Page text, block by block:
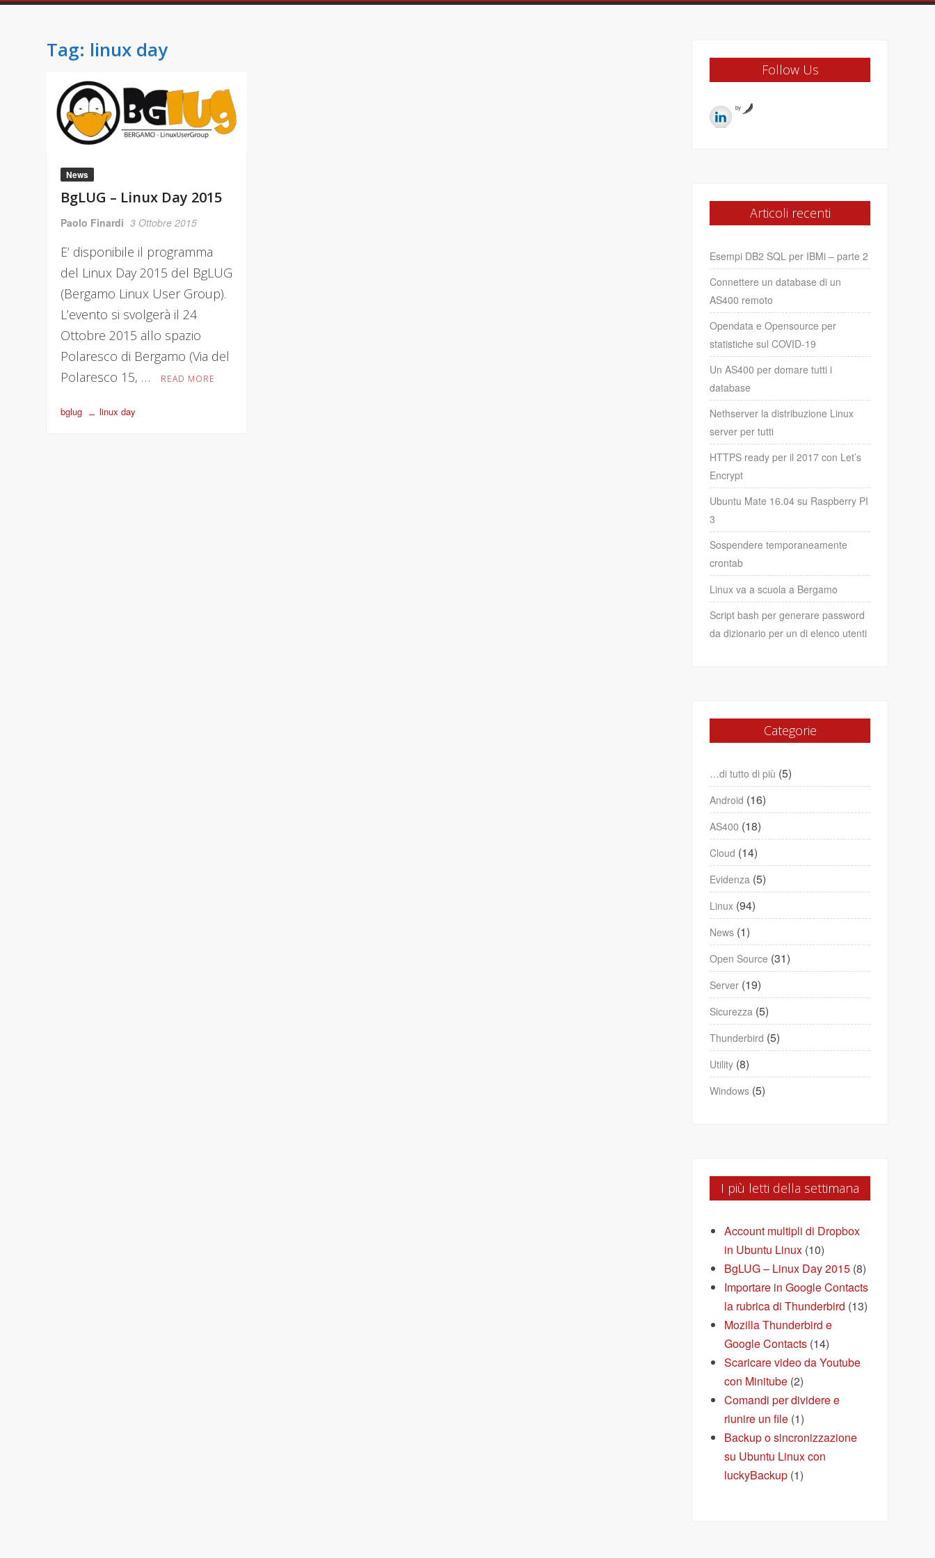
Tag: linux day
News
BgLUG – Linux Day 2015
Paolo Finardi 3 Ottobre 2015
E’ disponibile il programma
del Linux Day 2015 del BgLUG
(Bergamo Linux User Group).
L’evento si svolgerà il 24
Ottobre 2015 allo spazio
Polaresco di Bergamo (Via del
Polaresco 15, …
READ MORE
bglug linux day
Follow Us
by
Articoli recenti
Esempi DB2 SQL per IBMi – parte 2
Connettere un database di un
AS400 remoto
Opendata e Opensource per
statistiche sul COVID-19
Un AS400 per domare tutti i
database
Nethserver la distribuzione Linux
server per tutti
HTTPS ready per il 2017 con Let’s
Encrypt
Ubuntu Mate 16.04 su Raspberry PI
3
Sospendere temporaneamente
crontab
Linux va a scuola a Bergamo
Script bash per generare password
da dizionario per un di elenco utenti
Categorie
…di tutto di più (5)
Android (16)
AS400 (18)
Cloud (14)
Evidenza (5)
Linux (94)
News (1)
Open Source (31)
Server (19)
Sicurezza (5)
Thunderbird (5)
Utility (8)
Windows (5)
I più letti della settimana
Account multipli di Dropbox
in Ubuntu Linux (10)
BgLUG – Linux Day 2015 (8)
Importare in Google Contacts
la rubrica di Thunderbird (13)
Mozilla Thunderbird e
Google Contacts (14)
Scaricare video da Youtube
con Minitube (2)
Comandi per dividere e
riunire un file (1)
Backup o sincronizzazione
su Ubuntu Linux con
luckyBackup (1)